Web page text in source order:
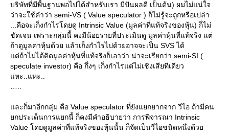
บริษัทที่มีพื้นฐานพอไปได้สำหรับเรา มีปันผลดี เป็นต้น) ผมไม่แน่ใจ
ว่าจะใช้คำว่า semi-VS ( Value speculator ) ก็ไม่รู้จะถูกหรือเปล่า
...คือจะเก็งกำไรโดยดู Intrinsic Value (มูลค่าที่แท้จริงของหุ้น) ก็ไม่
ชัดเจน เพราะกลุ่มนี้ คงมีน้อยรายที่ประเมินดู มูลค่าหุ้นที่แท้จริง แต่
ถ้าดูมูลค่าหุ้นด้วย แล้วเก็งกำไรไปด้วยอาจจะเป็น SVS ได้
ต่ถ้าไม่ได้คิดมูลค่าหุ้นที่แท้จริงก็เอาว่า น่าจะเรียกว่า semi-SI (
speculate investor) คือ กึ่งๆ เก็งกำไรแต่ไม่เชิงเสียทีเดียว
หะ..แหะ..
ละก็มาอีกกลุ่ม คือ Value speculator ที่ยังแยกยากจาก วีไอ ถ้ามีคน
กประเด็นการแยกนี้ ก็คงมีคำอธิบายว่า การพิจารณา Intrinsic
Value โดยดูมูลค่าที่แท้จริงของหุ้นนั้น ก็จัดเป็นวีไอชนิดหนึ่งด้ว